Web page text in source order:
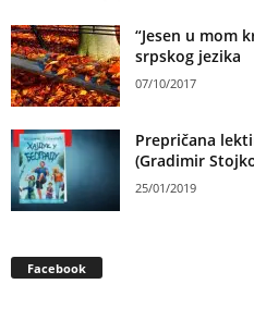
“Jesen u mom
srpskog jezika
07/10/2017
Prepričana
(Gradimir
25/01/2019
Facebook